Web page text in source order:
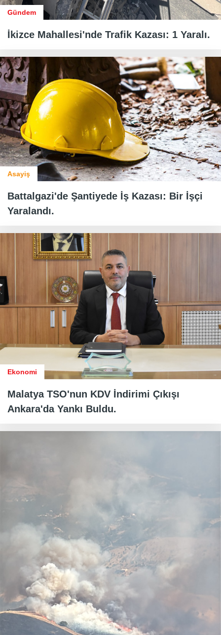
Gündem
İkizce Mahallesi'nde Trafik Kazası: 1 Yaralı.
Asayiş
Battalgazi'de Şantiyede İş Kazası: Bir İşçi
Yaralandı.
Ekonomi
Malatya TSO'nun KDV İndirimi Çıkışı
Ankara'da Yankı Buldu.